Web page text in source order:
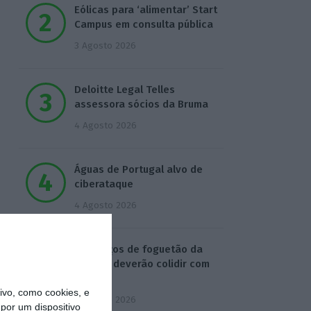
como cookies, e
um dispositivo
Eólicas para ‘alimentar’ Start
Campus em consulta pública
3 Agosto 2026
Deloitte Legal Telles
assessora sócios da Bruma
4 Agosto 2026
Águas de Portugal alvo de
ciberataque
4 Agosto 2026
Destroços de foguetão da
SpaceX deverão colidir com
5 Agosto 2026